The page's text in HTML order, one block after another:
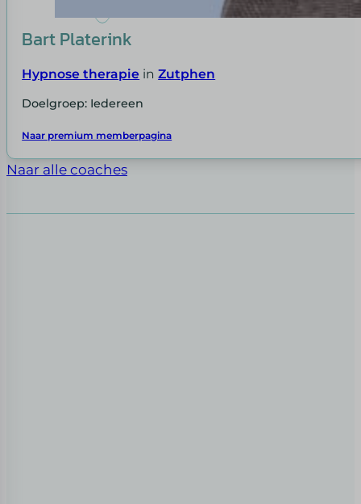
Bart Platerink
Hypnose therapie inZutphen
Doelgroep: Iedereen
Naar premium memberpagina
Naar alle coaches